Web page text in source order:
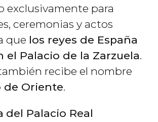
exclusivamente para
ceremonias y actos
que los reyes de España
el Palacio de la Zarzuela.
recibe el nombre
de Oriente.
del Palacio Real